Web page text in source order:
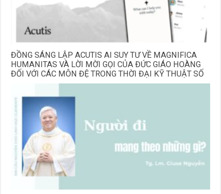
ĐỒNG SÁNG LẬP ACUTIS AI SUY TƯ VỀ MAGNIFICA
HUMANITAS VÀ LỜI MỜI GỌI CỦA ĐỨC GIÁO HOÀNG
ĐỐI VỚI CÁC MÔN ĐỆ TRONG THỜI ĐẠI KỸ THUẬT SỐ